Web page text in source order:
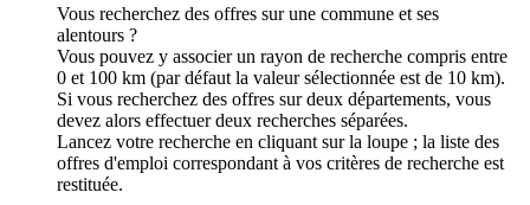
Vous recherchez des offres sur une commune et ses
alentours ?
Vous pouvez y associer un rayon de recherche compris entre
0 et 100 km (par défaut la valeur sélectionnée est de 10 km).
Si vous recherchez des offres sur deux départements, vous
devez alors effectuer deux recherches séparées.
Lancez votre recherche en cliquant sur la loupe ; la liste des
offres d'emploi correspondant à vos critères de recherche est
restituée.